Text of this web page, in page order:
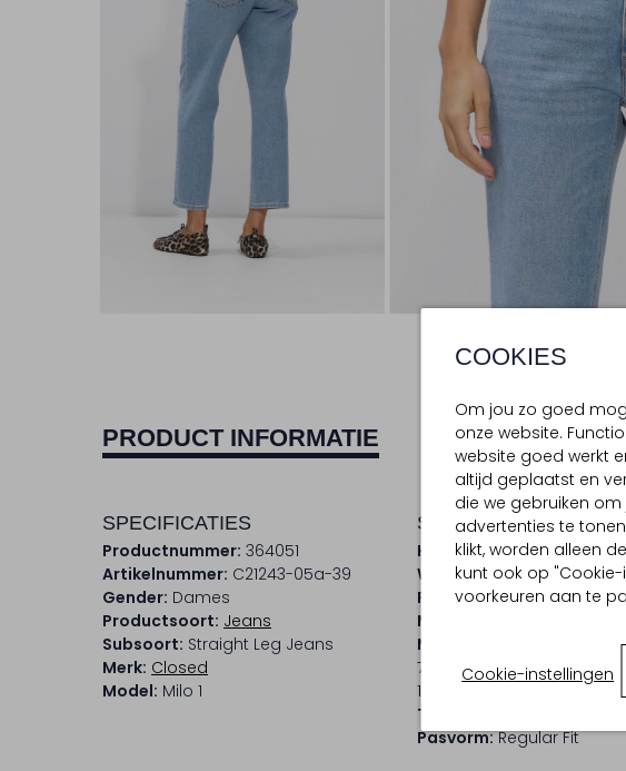
COOKIES
Om jou zo goed
onze website.
website goed werkt
altijd geplaatst en
die we gebruiken
advertenties te
klikt, worden alleen
kunt ook op
voorkeuren aan te
Cookie-instellingen
PRODUCT INFORMATIE
SPECIFICATIES
Productnummer: 364051
Artikelnummer: C21243-05a-39
Gender: Dames
Productsoort: Jeans
Subsoort: Straight Leg Jeans
Merk: Closed
Model: Milo 1
SAMENSTELLING &
Kleur: Lichtblauw
Wassing: Lichte Wassing
Patroon: Effen
Materiaal:
Materiaalpercentages:
79 % Katoen, 20 %
1 % Elastaan
Taillehoogte:
Pasvorm: Regular Fit